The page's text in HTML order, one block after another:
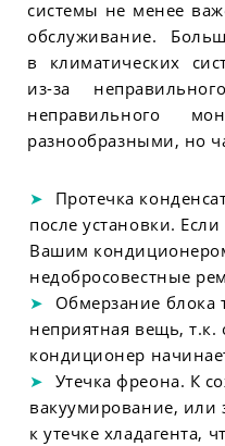
системы не менее
обслуживание.
в климатических
из-за
неправильного
разнообразными, но
Протечка
после установки.
Вашим
недобросовестные
Обмерзание блока
неприятная вещь,
кондиционер
Утечка фреона. К
вакуумирование, или
к утечке хладагента,